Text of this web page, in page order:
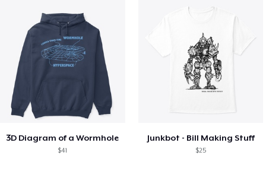
3D Diagram of a Wormhole
$41
Junkbot - Bill Making Stuff
$25